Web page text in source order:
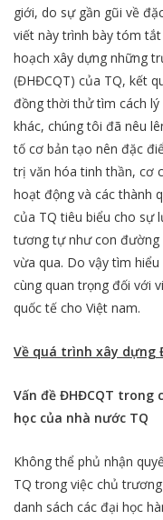
giới, do sự gần gũi về
viết này trình bày tóm
hoạch xây dựng những
(ĐHĐCQT) của TQ, kết
đồng thời thử tìm cách
khác, chúng tôi đã nêu
tố cơ bản tạo nên đặc
trị văn hóa tinh thần, cơ
hoạt động và các thành
của TQ tiêu biểu cho sự
tương tự như con đường
vừa qua. Do vậy tìm
cùng quan trọng đối với
quốc tế cho Việt nam.
Về quá trình xây dựng
Vấn đề ĐHĐCQT trong
học của nhà nước TQ
Không thể phủ nhận
TQ trong việc chủ
danh sách các đại học